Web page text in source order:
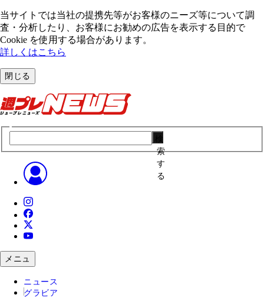
当サイトでは当社の提携先等がお客様のニーズ等について調
査・分析したり、お客様にお勧めの広告を表⽰する⽬的で
Cookie を使⽤する場合があります。
詳しくはこちら
閉じる
索
す
る
メニュ
ニュース
グラビア